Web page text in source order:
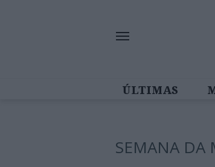
ÚLTIMAS
SEMANA DA